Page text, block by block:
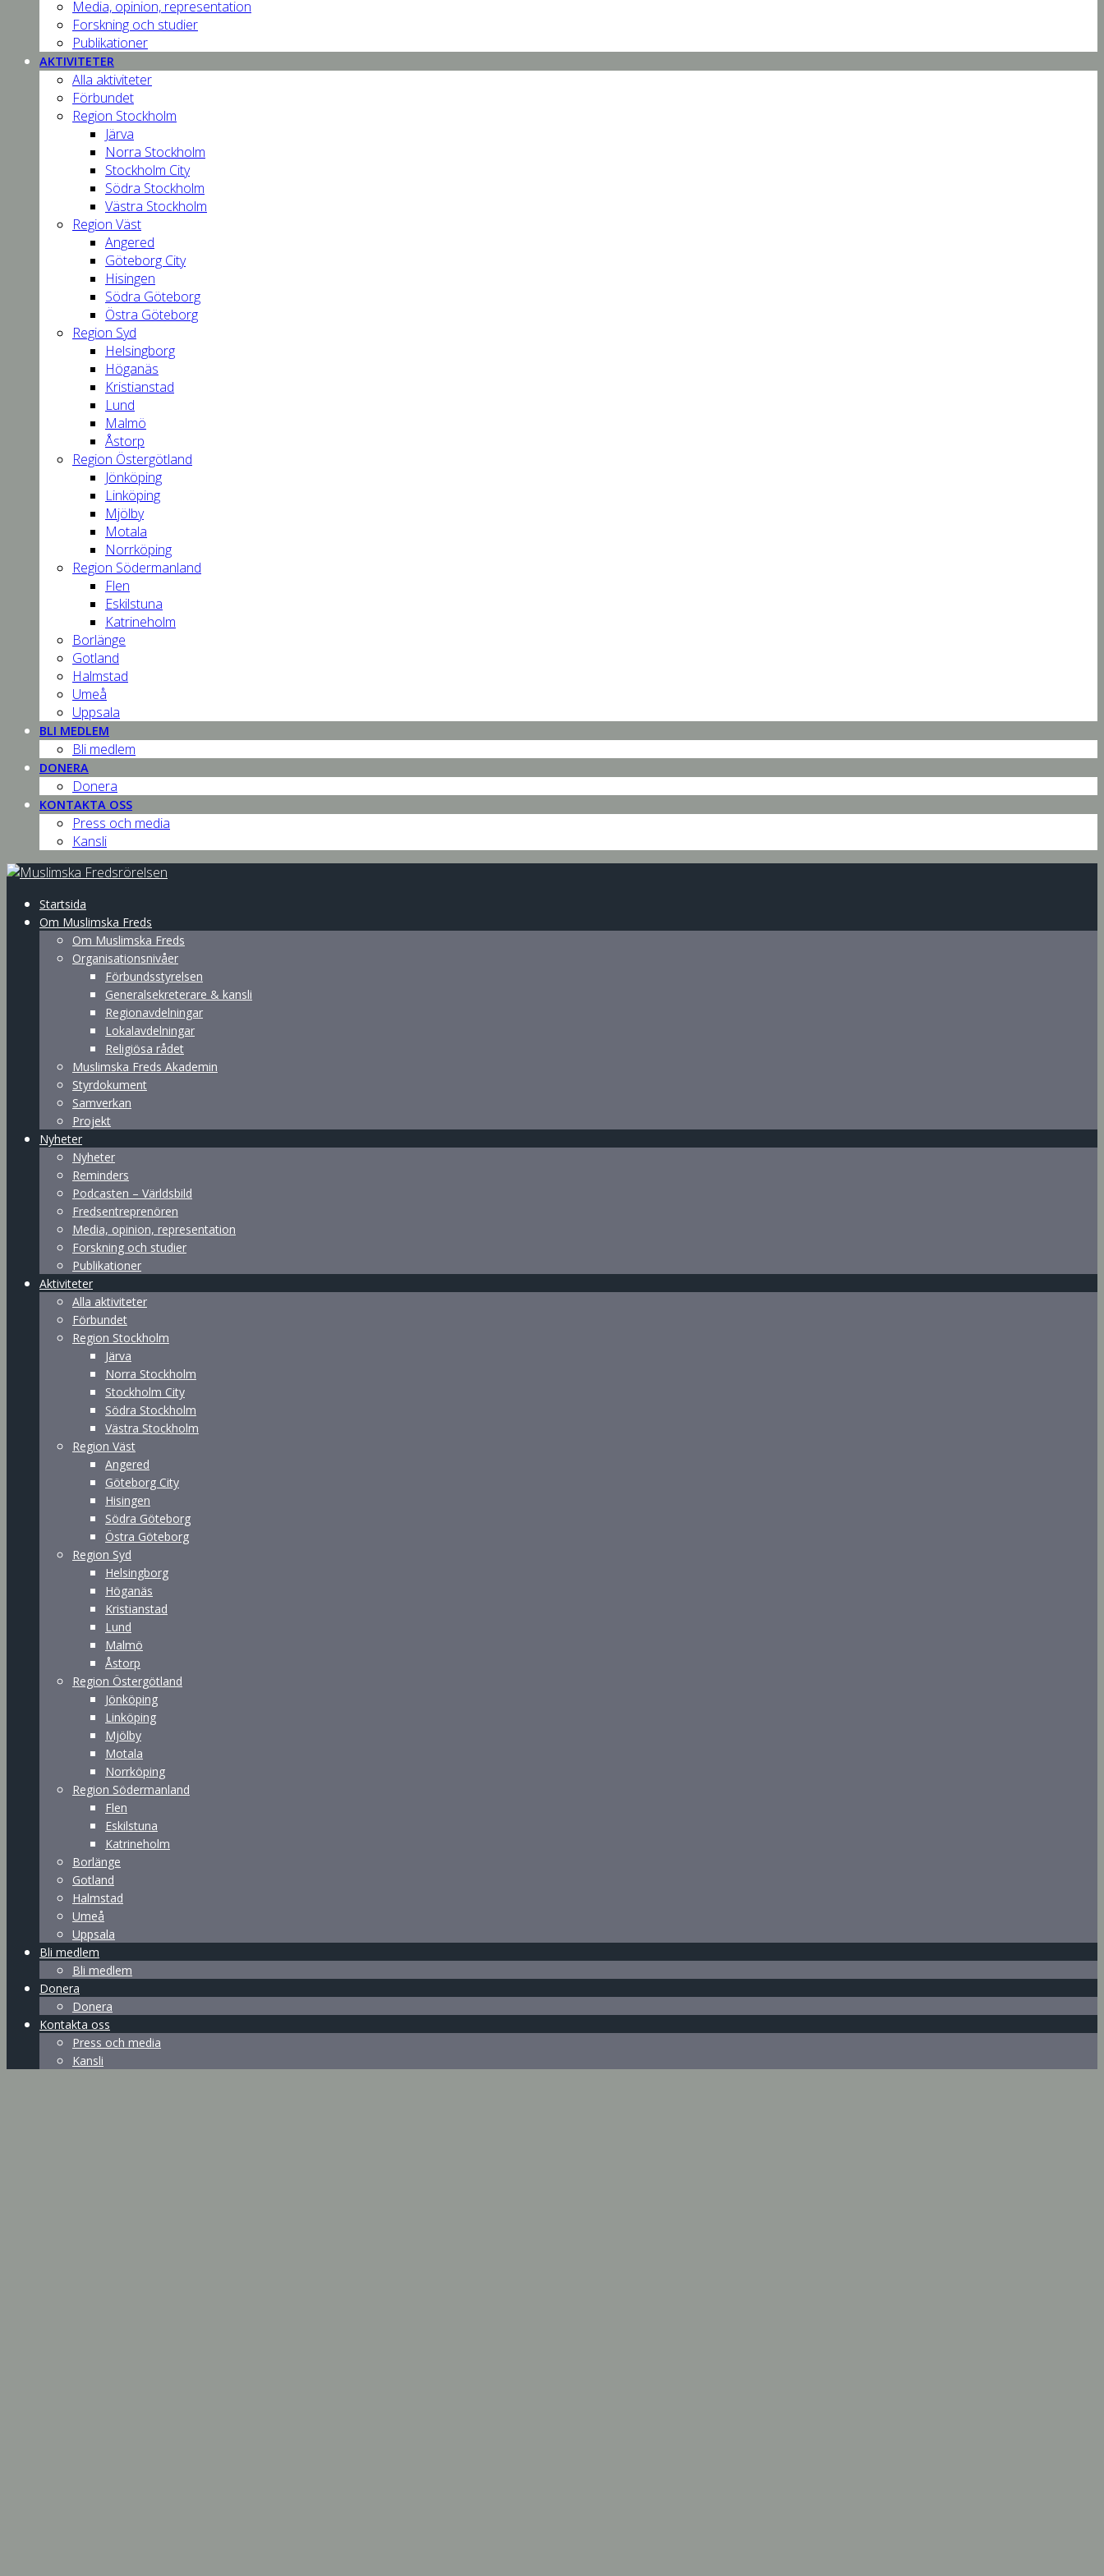
Media, opinion, representation
Forskning och studier
Publikationer
AKTIVITETER
Alla aktiviteter
Förbundet
Region Stockholm
Järva
Norra Stockholm
Stockholm City
Södra Stockholm
Västra Stockholm
Region Väst
Angered
Göteborg City
Hisingen
Södra Göteborg
Östra Göteborg
Region Syd
Helsingborg
Höganäs
Kristianstad
Lund
Malmö
Åstorp
Region Östergötland
Jönköping
Linköping
Mjölby
Motala
Norrköping
Region Södermanland
Flen
Eskilstuna
Katrineholm
Borlänge
Gotland
Halmstad
Umeå
Uppsala
BLI MEDLEM
Bli medlem
DONERA
Donera
KONTAKTA OSS
Press och media
Kansli
Startsida
Om Muslimska Freds
Om Muslimska Freds
Organisationsnivåer
Förbundsstyrelsen
Generalsekreterare & kansli
Regionavdelningar
Lokalavdelningar
Religiösa rådet
Muslimska Freds Akademin
Styrdokument
Samverkan
Projekt
Nyheter
Nyheter
Reminders
Podcasten – Världsbild
Fredsentreprenören
Media, opinion, representation
Forskning och studier
Publikationer
Aktiviteter
Alla aktiviteter
Förbundet
Region Stockholm
Järva
Norra Stockholm
Stockholm City
Södra Stockholm
Västra Stockholm
Region Väst
Angered
Göteborg City
Hisingen
Södra Göteborg
Östra Göteborg
Region Syd
Helsingborg
Höganäs
Kristianstad
Lund
Malmö
Åstorp
Region Östergötland
Jönköping
Linköping
Mjölby
Motala
Norrköping
Region Södermanland
Flen
Eskilstuna
Katrineholm
Borlänge
Gotland
Halmstad
Umeå
Uppsala
Bli medlem
Bli medlem
Donera
Donera
Kontakta oss
Press och media
Kansli